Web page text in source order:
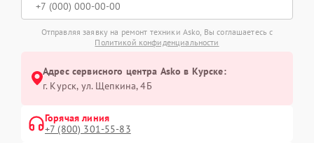
Отправляя заявку на ремонт техники Asko, Вы соглашаетесь с
Политикой конфиденциальности
Адрес сервисного центра Asko в Курске:
г. Курск, ул. Щепкина, 4Б
Горячая линия
+7 (800) 301-55-83